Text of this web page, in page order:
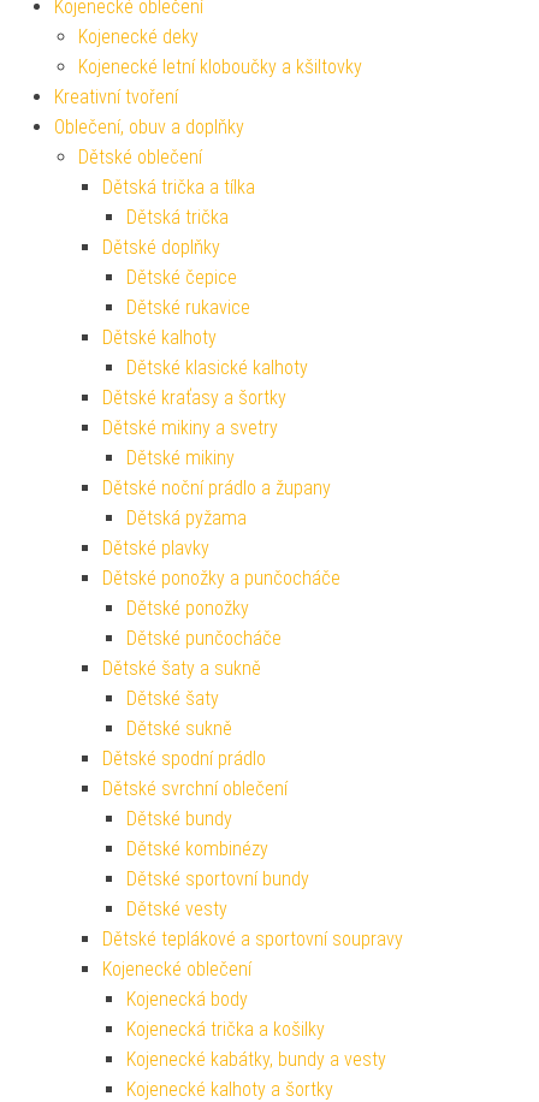
Kojenecké oblečení
Kojenecké deky
Kojenecké letní kloboučky a kšiltovky
Kreativní tvoření
Oblečení, obuv a doplňky
Dětské oblečení
Dětská trička a tílka
Dětská trička
Dětské doplňky
Dětské čepice
Dětské rukavice
Dětské kalhoty
Dětské klasické kalhoty
Dětské kraťasy a šortky
Dětské mikiny a svetry
Dětské mikiny
Dětské noční prádlo a župany
Dětská pyžama
Dětské plavky
Dětské ponožky a punčocháče
Dětské ponožky
Dětské punčocháče
Dětské šaty a sukně
Dětské šaty
Dětské sukně
Dětské spodní prádlo
Dětské svrchní oblečení
Dětské bundy
Dětské kombinézy
Dětské sportovní bundy
Dětské vesty
Dětské teplákové a sportovní soupravy
Kojenecké oblečení
Kojenecká body
Kojenecká trička a košilky
Kojenecké kabátky, bundy a vesty
Kojenecké kalhoty a šortky